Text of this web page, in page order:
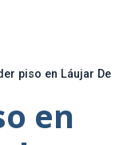
piso en Láujar De
en